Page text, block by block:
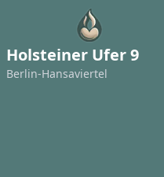
Holsteiner Ufer 9
Berlin-Hansaviertel